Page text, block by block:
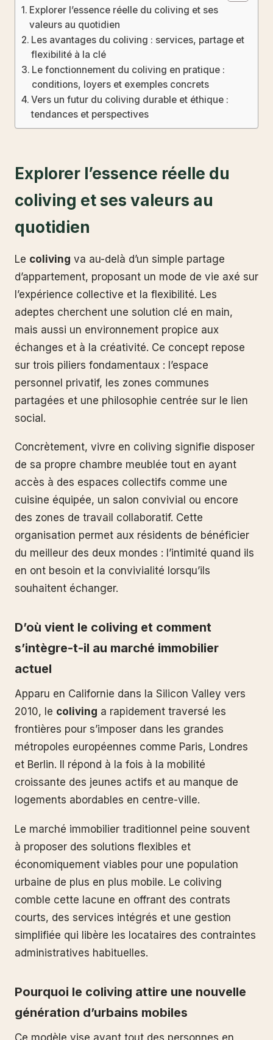
Explorer l’essence réelle du coliving et ses
valeurs au quotidien
Les avantages du coliving : services, partage et
flexibilité à la clé
Le fonctionnement du coliving en pratique :
conditions, loyers et exemples concrets
Vers un futur du coliving durable et éthique :
tendances et perspectives
Explorer l’essence réelle du
coliving et ses valeurs au
quotidien
Le coliving va au-delà d’un simple partage
d’appartement, proposant un mode de vie axé sur
l’expérience collective et la flexibilité. Les
adeptes cherchent une solution clé en main,
mais aussi un environnement propice aux
échanges et à la créativité. Ce concept repose
sur trois piliers fondamentaux : l’espace
personnel privatif, les zones communes
partagées et une philosophie centrée sur le lien
social.
Concrètement, vivre en coliving signifie disposer
de sa propre chambre meublée tout en ayant
accès à des espaces collectifs comme une
cuisine équipée, un salon convivial ou encore
des zones de travail collaboratif. Cette
organisation permet aux résidents de bénéficier
du meilleur des deux mondes : l’intimité quand ils
en ont besoin et la convivialité lorsqu’ils
souhaitent échanger.
D’où vient le coliving et comment
s’intègre-t-il au marché immobilier
actuel
Apparu en Californie dans la Silicon Valley vers
2010, le coliving a rapidement traversé les
frontières pour s’imposer dans les grandes
métropoles européennes comme Paris, Londres
et Berlin. Il répond à la fois à la mobilité
croissante des jeunes actifs et au manque de
logements abordables en centre-ville.
Le marché immobilier traditionnel peine souvent
à proposer des solutions flexibles et
économiquement viables pour une population
urbaine de plus en plus mobile. Le coliving
comble cette lacune en offrant des contrats
courts, des services intégrés et une gestion
simplifiée qui libère les locataires des contraintes
administratives habituelles.
Pourquoi le coliving attire une nouvelle
génération d’urbains mobiles